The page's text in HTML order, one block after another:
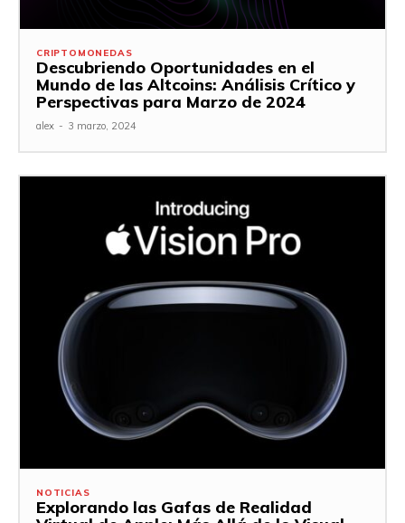
CRIPTOMONEDAS
Descubriendo Oportunidades en el
Mundo de las Altcoins: Análisis Crítico y
Perspectivas para Marzo de 2024
alex - 3 marzo, 2024
NOTICIAS
Explorando las Gafas de Realidad